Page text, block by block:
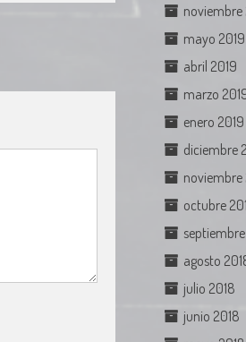
mayo 2019
abril 2019
marzo
enero 2019
diciembre
noviembre
octubre
agosto
julio 2018
junio 2018